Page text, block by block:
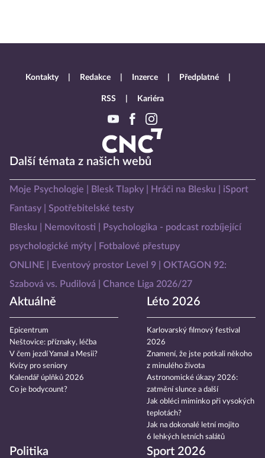
Další témata z našich webů
Moje Psychologie Blesk Tlapky Hráči na Blesku
iSport
Fantasy
Spotřebitelské testy
Blesku
Nemovitosti
Psychologika - podcast rozbíjející
psychologické mýty
Fotbalové přestupy
ONLINE
Eventový prostor Level 9
OKTAGON 92:
Szabová vs. Pudilová
Chance Liga 2026/27
Aktuálně
Epicentrum
Neštovice: příznaky, léčba
V čem jezdí Yamal a Mesii?
Kvízy pro seniory
Kalendář úplňků 2026
Co je bodycount?
Léto 2026
Karlovarský filmový festival
2026
Znamení, že jste potkali někoho
z minulého života
Astronomické úkazy 2026:
zatmění slunce a další
Jak obléci miminko při vysokých
teplotách?
Jak na dokonalé letní mojito
6 lehkých letních salátů
Politika Sport 2026
Kontakty Redakce Inzerce Předplatné
RSS Kariéra